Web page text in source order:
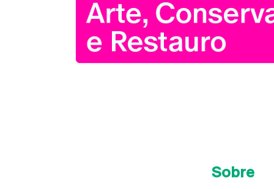
Sobre